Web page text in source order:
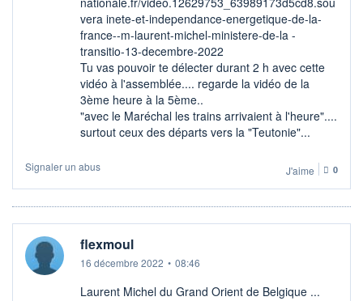
vera inete-et-independance-energetique-de-la-
france--m-laurent-michel-ministere-de-la -
transitio-13-decembre-2022
Tu vas pouvoir te délecter durant 2 h avec cette
vidéo à l'assemblée.... regarde la vidéo de la
3ème heure à la 5ème..
"avec le Maréchal les trains arrivaient à l'heure"....
surtout ceux des départs vers la "Teutonie"...
Signaler un abus J'aime 0
flexmoul
16 décembre 2022 • 08:46
Laurent Michel du Grand Orient de Belgique ...